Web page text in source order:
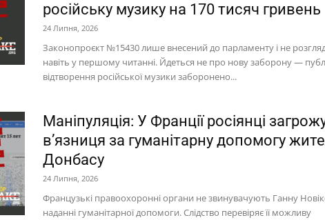
російську музику на 170 тисяч гривень
24 Липня, 2026
Законопроєкт №15430 лише внесений до парламенту і не
навіть у першому читанні. Йдеться не про нову заборону —
відтворення російської музики заборонено...
Маніпуляція: У Франції росіянці
в’язниця за гуманітарну допомогу
Донбасу
24 Липня, 2026
Французькі правоохоронні органи не звинувачують Ганну
наданні гуманітарної допомоги. Слідство перевіряє її можливу